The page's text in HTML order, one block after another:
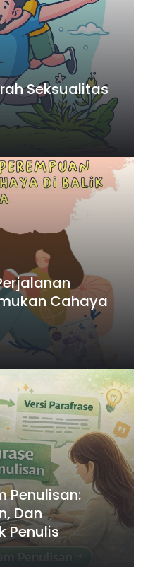
Seksualitas
Cahaya
Penulisan:
Dan
Penulis